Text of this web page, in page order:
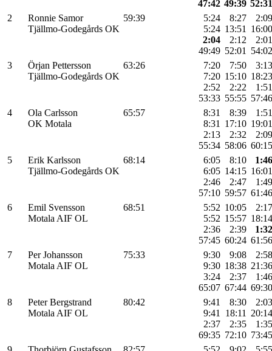
47:42 49:39 52:31
2
Ronnie Samor
Tjällmo-Godegårds OK
59:39
5:24
5:24
2:04
49:49
8:27
13:51
2:12
52:01
2:09
16:00
2:01
54:02
3
Örjan Pettersson
Tjällmo-Godegårds OK
63:26
7:20
7:20
2:52
53:33
7:50
15:10
2:22
55:55
3:13
18:23
1:51
57:46
4
Ola Carlsson
OK Motala
65:57
8:31
8:31
2:13
55:34
8:39
17:10
2:32
58:06
1:51
19:01
2:09
60:15
5
Erik Karlsson
Tjällmo-Godegårds OK
68:14
6:05
6:05
2:46
57:10
8:10
14:15
2:47
59:57
1:46
16:01
1:49
61:46
6
Emil Svensson
Motala AIF OL
68:51
5:52
5:52
2:36
57:45
10:05
15:57
2:39
60:24
2:17
18:14
1:32
61:56
7
Per Johansson
Motala AIF OL
75:33
9:30
9:30
3:24
65:07
9:08
18:38
2:37
67:44
2:58
21:36
1:46
69:30
8
Peter Bergstrand
Motala AIF OL
80:42
9:41
9:41
2:37
69:35
8:30
18:11
2:35
72:10
2:03
20:14
1:35
73:45